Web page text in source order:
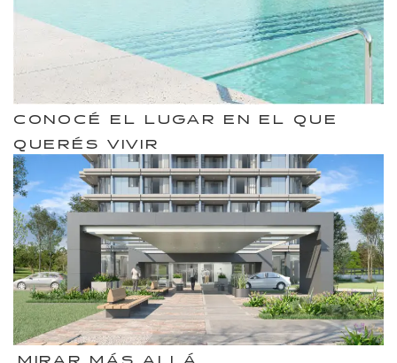
CONOCÉ EL LUGAR EN EL QUE
QUERÉS VIVIR
MIRAR MÁS ALLÁ